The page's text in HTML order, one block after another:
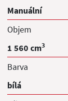
Manuální
Objem
1 560 cm3
Barva
bílá